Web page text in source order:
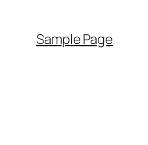
Sample Page